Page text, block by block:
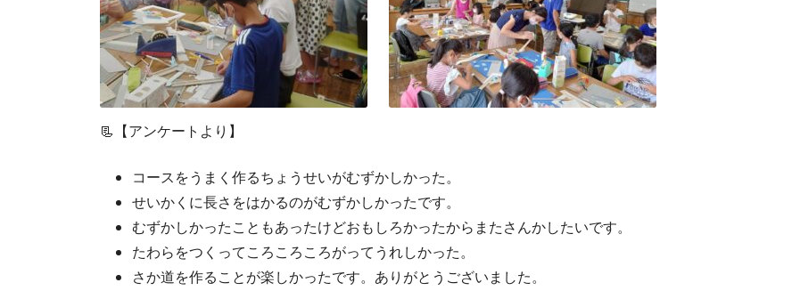
📃【アンケートより】
コースをうまく作るちょうせいがむずかしかった。
せいかくに長さをはかるのがむずかしかったです。
むずかしかったこともあったけどおもしろかったからまたさんかしたいです。
たわらをつくってころころころがってうれしかった。
さか道を作ることが楽しかったです。ありがとうございました。